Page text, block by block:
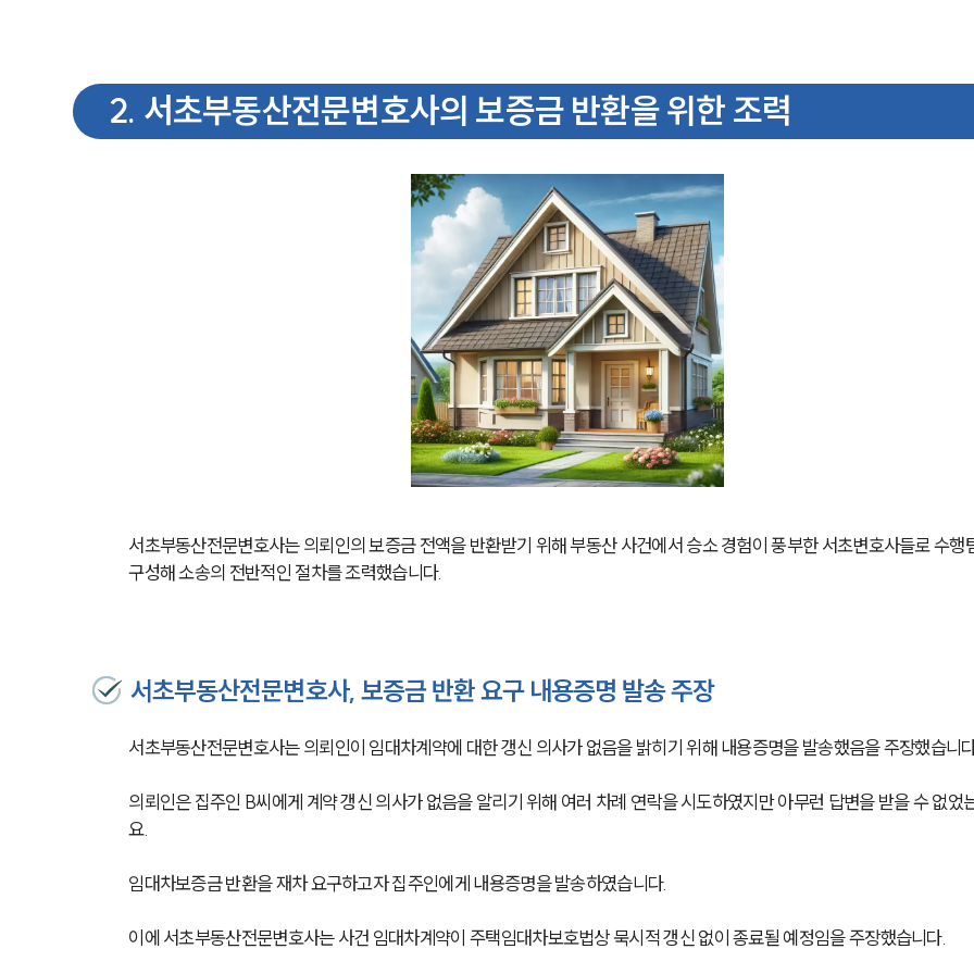
2. 서초부동산전문변호사의 보증금 반환을 위한 조력
서초부동산전문변호사는 의뢰인의 보증금 전액을 반환받기 위해 부동산 사건에서 승소 경험이 풍부한 서초변호사들로 수행
구성해 소송의 전반적인 절차를 조력했습니다.
서초부동산전문변호사, 보증금 반환 요구 내용증명 발송 주장
서초부동산전문변호사는 의뢰인이 임대차계약에 대한 갱신 의사가 없음을 밝히기 위해 내용증명을 발송했음을 주장했습니
의뢰인은 집주인 B씨에게 계약 갱신 의사가 없음을 알리기 위해 여러 차례 연락을 시도하였지만 아무런 답변을 받을 수 없었
요.
임대차보증금 반환을 재차 요구하고자 집주인에게 내용증명을 발송하였습니다.
이에 서초부동산전문변호사는 사건 임대차계약이 주택임대차보호법상 묵시적 갱신 없이 종료될 예정임을 주장했습니다.